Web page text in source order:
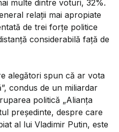
multe dintre voturi, 32%.
relații mai apropiate
de trei forțe politice
considerabilă față de
alegători spun că ar vota
condus de un miliardar
politică „Alianța
președinte, despre care
al lui Vladimir Putin, este